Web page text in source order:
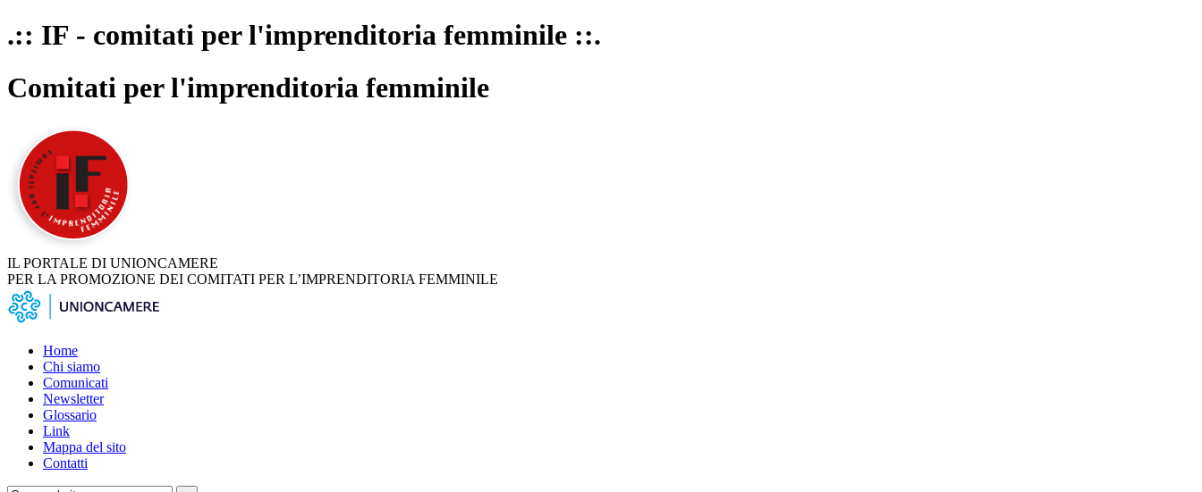
.:: IF - comitati per l'imprenditoria femminile ::.
Comitati per l'imprenditoria femminile
IL PORTALE DI UNIONCAMERE
PER LA PROMOZIONE DEI COMITATI PER L’IMPRENDITORIA FEMMINILE
Home
Chi siamo
Comunicati
Newsletter
Glossario
Link
Mappa del sito
Contatti